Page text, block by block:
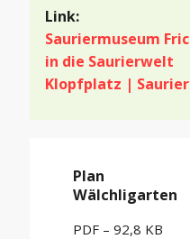
Link:
Sauriermuseum
in die Saurierwelt
Klopfplatz |
Plan
Wälchligarten
PDF – 92,8 KB